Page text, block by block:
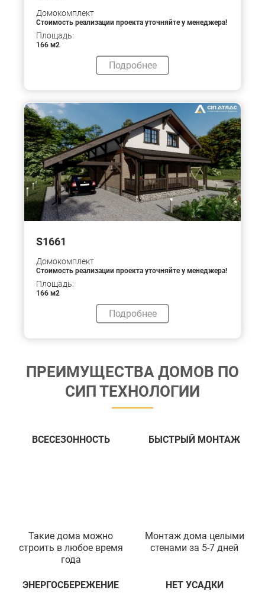
Домокомплект
Стоимость реализации проекта уточняйте у менеджера!
Площадь:
166 м2
Подробнее
S1661
Домокомплект
Стоимость реализации проекта уточняйте у менеджера!
Площадь:
166 м2
Подробнее
ПРЕИМУЩЕСТВА ДОМОВ ПО
СИП ТЕХНОЛОГИИ
ВСЕСЕЗОННОСТЬ
Такие дома можно
строить в любое время
года
БЫСТРЫЙ МОНТАЖ
Монтаж дома целыми
стенами за 5-7 дней
ЭНЕРГОСБЕРЕЖЕНИЕ НЕТ УСАДКИ